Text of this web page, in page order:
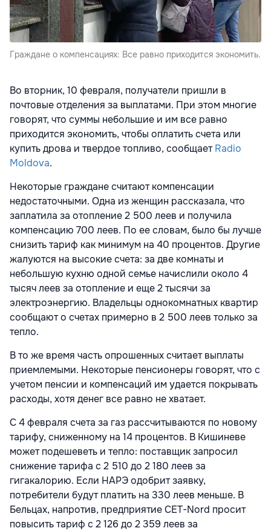
Граждане о компенсациях: Все равно приходится экономить.
Во вторник, 10 февраля, получатели пришли в
почтовые отделения за выплатами. При этом многие
говорят, что суммы небольшие и им все равно
приходится экономить, чтобы оплатить счета или
купить дрова и твердое топливо, сообщаетRadio
Moldova.
Некоторые граждане считают компенсации
недостаточными. Одна из женщин рассказала, что
заплатила за отопление 2 500 леев и получила
компенсацию 700 леев. По ее словам, было бы лучше
снизить тариф как минимум на 40 процентов. Другие
жалуются на высокие счета: за две комнаты и
небольшую кухню одной семье начислили около 4
тысяч леев за отопление и еще 2 тысячи за
электроэнергию. Владельцы однокомнатных квартир
сообщают о счетах примерно в 2 500 леев только за
тепло.
В то же время часть опрошенных считает выплаты
приемлемыми. Некоторые пенсионеры говорят, что с
учетом пенсии и компенсаций им удается покрывать
расходы, хотя денег все равно не хватает.
С 4 февраля счета за газ рассчитываются по новому
тарифу, сниженному на 14 процентов. В Кишиневе
может подешеветь и тепло: поставщик запросил
снижение тарифа с 2 510 до 2 180 леев за
гигакалорию. Если НАРЭ одобрит заявку,
потребители будут платить на 330 леев меньше. В
Бельцах, напротив, предприятие CET-Nord просит
повысить тариф с 2 126 до 2 359 леев за